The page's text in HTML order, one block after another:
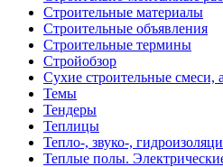
Строительные материалы
Строительные объявления
Строительные термины
Стройобзор
Сухие строительные смеси,
Темы
Тендеры
Теплицы
Тепло-, звуко-,
Теплые полы.